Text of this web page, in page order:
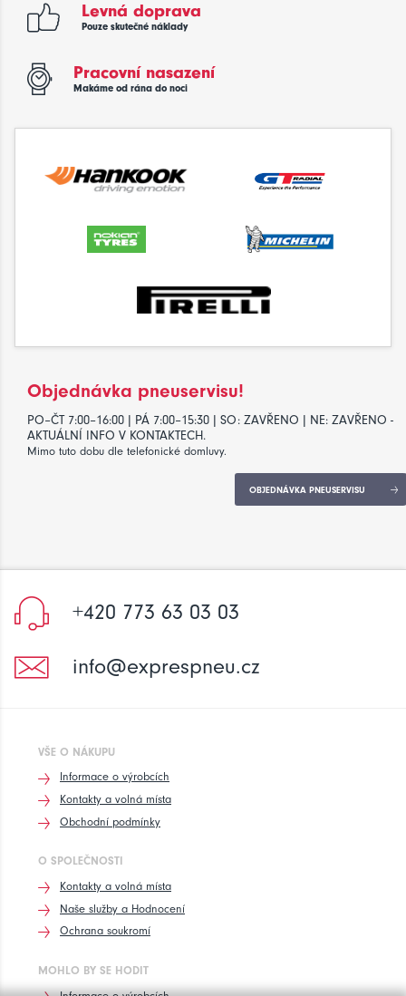
Levná doprava
Pouze skutečné náklady
Pracovní nasazení
Makáme od rána do noci
Objednávka pneuservisu!
PO–ČT 7:00–16:00 | PÁ 7:00–15:30 | SO: ZAVŘENO | NE: ZAVŘENO -
AKTUÁLNÍ INFO V KONTAKTECH.
Mimo tuto dobu dle telefonické domluvy.
OBJEDNÁVKA PNEUSERVISU
+420 773 63 03 03
info@exprespneu.cz
VŠE O NÁKUPU
Informace o výrobcích
Kontakty a volná místa
Obchodní podmínky
O SPOLEČNOSTI
Kontakty a volná místa
Naše služby a Hodnocení
Ochrana soukromí
MOHLO BY SE HODIT